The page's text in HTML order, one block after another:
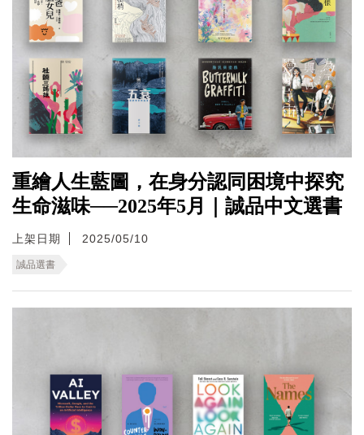
重繪人生藍圖，在身分認同困境中探究
生命滋味──2025年5月｜誠品中文選書
上架日期 2025/05/10
誠品選書